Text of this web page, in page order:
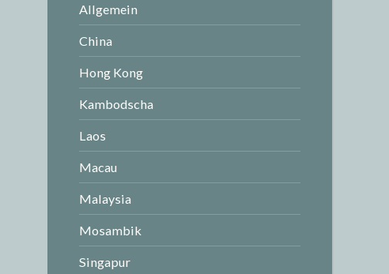
Allgemein
China
Hong Kong
Kambodscha
Laos
Macau
Malaysia
Mosambik
Singapur